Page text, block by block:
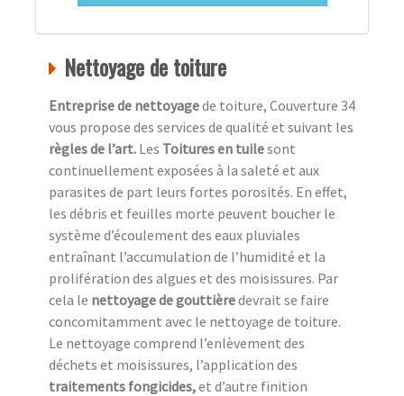
Nettoyage de toiture
Entreprise de nettoyagede toiture, Couverture 34
vous propose des services de qualité et suivant les
règles de l’art. Les Toitures en tuilesont
continuellement exposées à la saleté et aux
parasites de part leurs fortes porosités. En effet,
les débris et feuilles morte peuvent boucher le
système d’écoulement des eaux pluviales
entraînant l’accumulation de l’humidité et la
prolifération des algues et des moisissures. Par
cela le nettoyage de gouttièredevrait se faire
concomitamment avec le nettoyage de toiture.
Le nettoyage comprend l’enlèvement des
déchets et moisissures, l’application des
traitements fongicides,et d’autre finition